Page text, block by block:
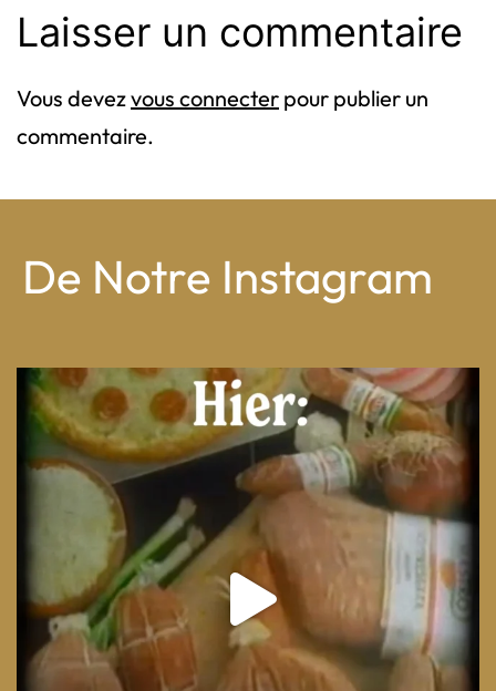
Laisser un commentaire
Vous devezvous connecter pour publier un
commentaire.
De Notre Instagram
From wood-paneled basements to candlelit condo...
8 0